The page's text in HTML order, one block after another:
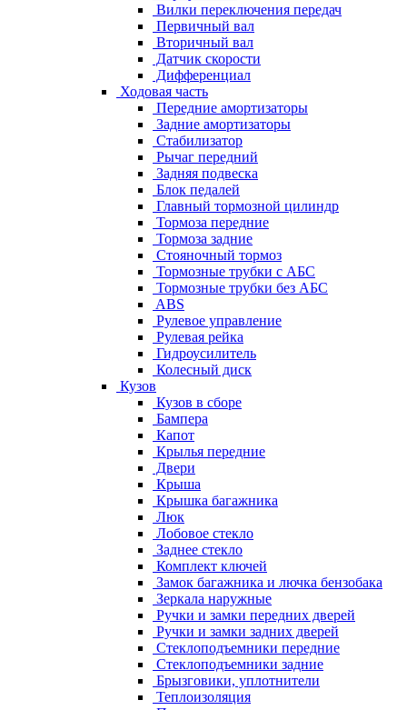
Вилки переключения передач
Первичный вал
Вторичный вал
Датчик скорости
Дифференциал
Ходовая часть
Передние амортизаторы
Задние амортизаторы
Стабилизатор
Рычаг передний
Задняя подвеска
Блок педалей
Главный тормозной цилиндр
Тормоза передние
Тормоза задние
Стояночный тормоз
Тормозные трубки с АБС
Тормозные трубки без АБС
ABS
Рулевое управление
Рулевая рейка
Гидроусилитель
Колесный диск
Кузов
Кузов в сборе
Бампера
Капот
Крылья передние
Двери
Крыша
Крышка багажника
Люк
Лобовое стекло
Заднее стекло
Комплект ключей
Замок багажника и лючка бензобака
Зеркала наружные
Ручки и замки передних дверей
Ручки и замки задних дверей
Стеклоподъемники передние
Стеклоподъемники задние
Брызговики, уплотнители
Теплоизоляция